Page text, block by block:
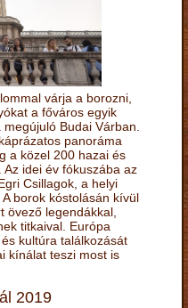
várja a borozni,
a főváros egyik
Budai Várban.
panoráma
a közel 200 hazai és
idei év fókuszába az
Csillagok, a helyi
borok kóstolásán kívül
övező legendákkal,
titkaival. Európa
kultúra találkozását
kínálat teszi most is
2019